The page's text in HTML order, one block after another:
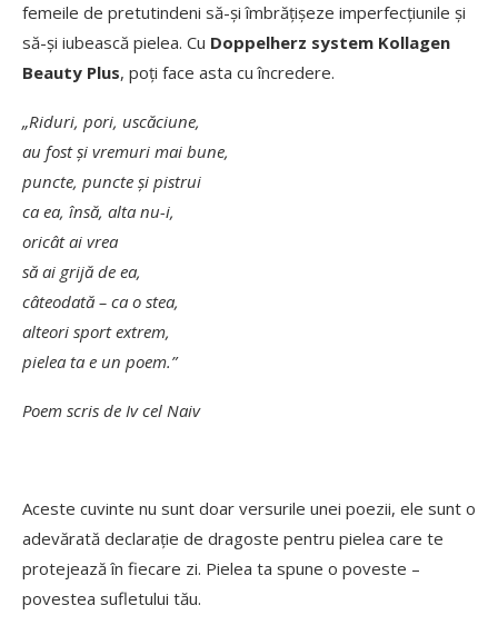
femeile de pretutindeni să-și îmbrățișeze imperfecțiunile și
să-și iubească pielea. Cu Doppelherz system Kollagen
Beauty Plus, poți face asta cu încredere.
„Riduri, pori, uscăciune,
au fost și vremuri mai bune,
puncte, puncte și pistrui
ca ea, însă, alta nu-i,
oricât ai vrea
să ai grijă de ea,
câteodată – ca o stea,
alteori sport extrem,
pielea ta e un poem.”
Poem scris de Iv cel Naiv
Aceste cuvinte nu sunt doar versurile unei poezii, ele sunt o
adevărată declarație de dragoste pentru pielea care te
protejează în fiecare zi. Pielea ta spune o poveste –
povestea sufletului tău.